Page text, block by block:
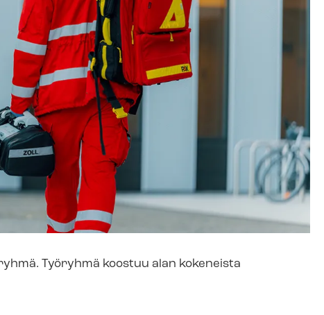
Työryhmä koostuu alan kokeneista